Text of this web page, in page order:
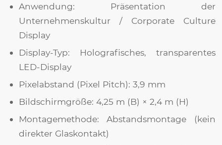
Anwendung: Präsentation der
Unternehmenskultur / Corporate Culture
Display
Display-Typ: Holografisches, transparentes
LED-Display
Pixelabstand (Pixel Pitch): 3,9 mm
Bildschirmgröße: 4,25 m (B) × 2,4 m (H)
Montagemethode: Abstandsmontage (kein
direkter Glaskontakt)